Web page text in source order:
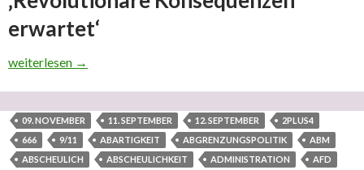
erwartet‘
Was sind die Gründe für weltimperialistische Weltkriegssucht
weiterlesen →
09. NOVEMBER 11. SEPTEMBER 12. SEPTEMBER
2PLUS4
666
9/11 ABARTIGKEIT ABGRENZUNGSPOLITIK
ABM
ABSCHEULICH
ABSCHEULICHKEIT ADMINISTRATION
AFD